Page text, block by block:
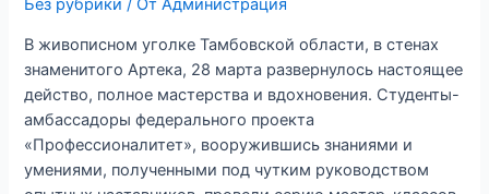
Без рубрики / От Администрация
В живописном уголке Тамбовской области, в стенах
знаменитого Артека, 28 марта развернулось настоящее
действо, полное мастерства и вдохновения. Студенты-
амбассадоры федерального проекта
«Профессионалитет», вооружившись знаниями и
умениями, полученными под чутким руководством